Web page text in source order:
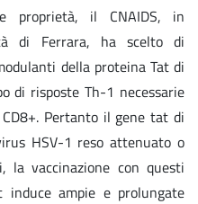
proprietà, il CNAIDS, in
di Ferrara, ha scelto di
della proteina Tat di
di risposte Th-1 necessarie
Pertanto il gene tat di
HSV-1 reso attenuato o
la vaccinazione con questi
ampie e prolungate